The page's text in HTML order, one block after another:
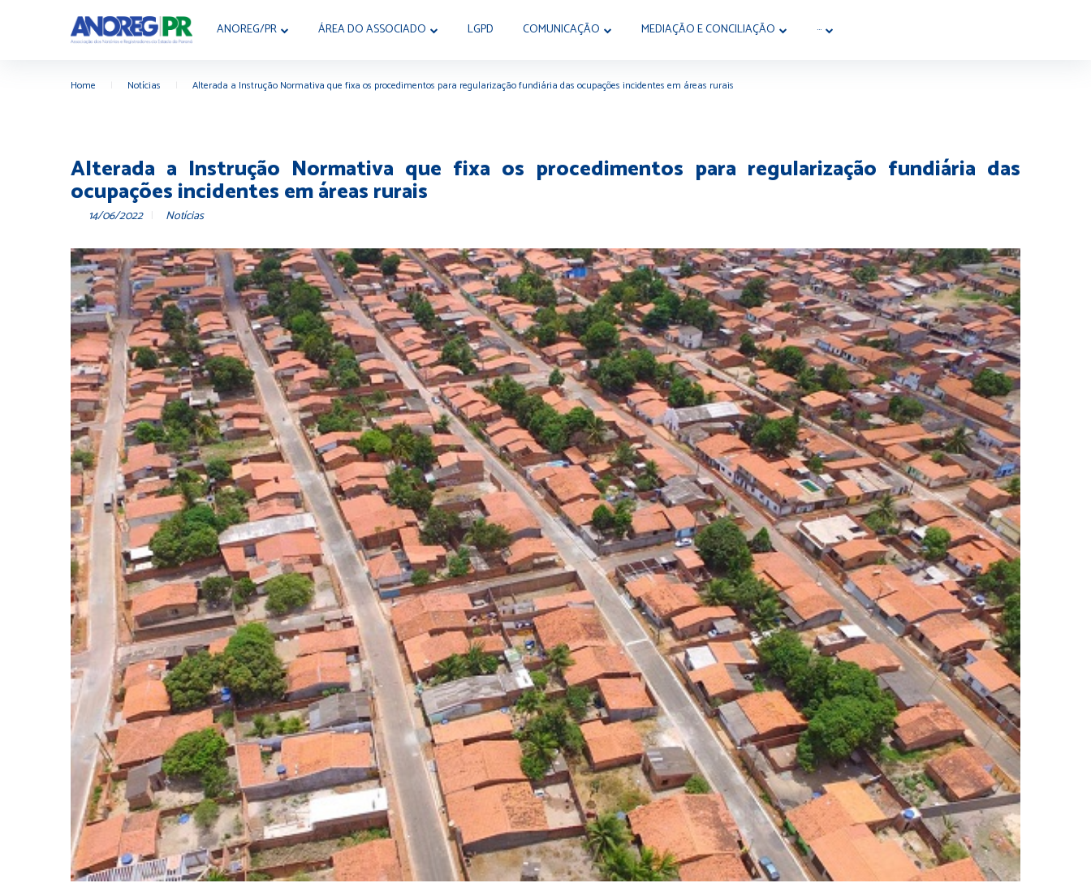
ANOREG/PR ÁREA DO ASSOCIADO LGPD COMUNICAÇÃO MEDIAÇÃO E CONCILIAÇÃO ···
Home Notícias Alterada a Instrução Normativa que fixa os procedimentos para regularização fundiária das ocupações incidentes em áreas rurais
Alterada a Instrução Normativa que fixa os procedimentos para regularização fundiária das
ocupações incidentes em áreas rurais
14/06/2022 Notícias